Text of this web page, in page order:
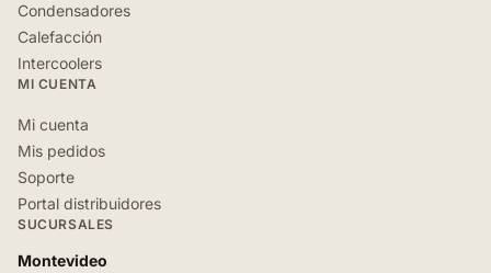
Condensadores
Calefacción
Intercoolers
MI CUENTA
Mi cuenta
Mis pedidos
Soporte
Portal distribuidores
SUCURSALES
Montevideo